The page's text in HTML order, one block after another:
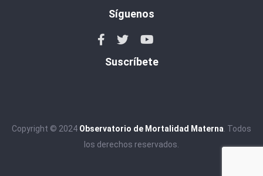
Síguenos
Suscríbete
Copyright © 2024 Observatorio de Mortalidad Materna . Todos
los derechos reservados.